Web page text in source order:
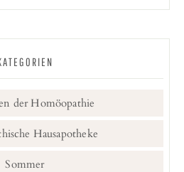
der Homöopathie
Hausapotheke
Sommer